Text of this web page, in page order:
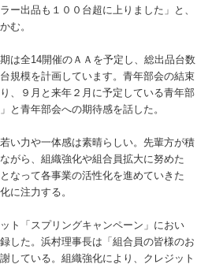
ー出品も１００台超に上りました」と、
む。
は全14開催のＡＡを予定し、総出品台数
規模を計画しています。青年部会の結束
、９月と来年２月に予定している青年部
と青年部会への期待感を話した。
い力や一体感は素晴らしい。先輩方が積
がら、組織強化や組合員拡大に努めた
なって各事業の活性化を進めていきた
に注力する。
ト「スプリングキャンペーン」におい
した。浜村理事長は「組合員の皆様のお
している。組織強化により、クレジット